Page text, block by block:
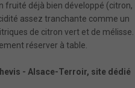
fruité déjà bien développé (citron,
assez tranchante comme un
de citron vert et de mélisse.
réserver à table.
- Alsace-Terroir, site dédié